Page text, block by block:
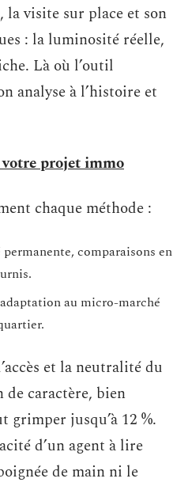
la visite sur place et son
: la luminosité réelle,
Là où l’outil
analyse à l’histoire et
projet immo
chaque méthode :
comparaisons en
au micro-marché
et la neutralité du
de caractère, bien
grimper jusqu’à 12 %.
d’un agent à lire
de main ni le